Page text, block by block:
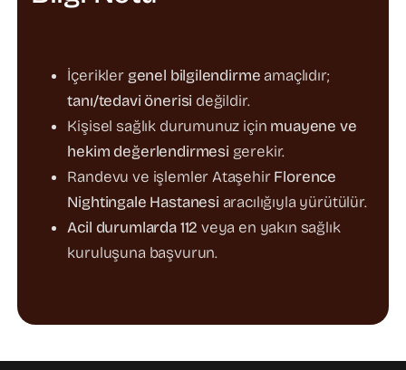
İçeriklergenel bilgilendirme amaçlıdır;
tanı/tedavi önerisi değildir.
Kişisel sağlık durumunuz için muayene ve
hekim değerlendirmesigerekir.
Randevu ve işlemler AtaşehirFlorence
Nightingale Hastanesiaracılığıyla yürütülür.
Acil durumlarda 112 veya en yakın sağlık
kuruluşuna başvurun.